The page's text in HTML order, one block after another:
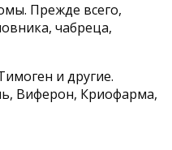
Прежде всего,
чабреца,
и другие.
Виферон, Криофарма,